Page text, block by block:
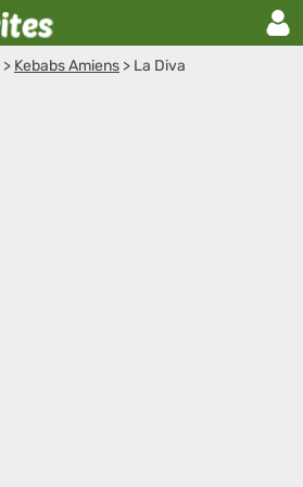
> Kebabs Amiens > La Diva